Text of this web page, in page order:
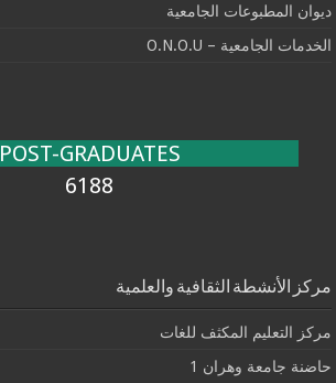
ديوان المطبوعات الجامعية
الخدمات الجامعية – O.N.O.U
POST-GRADUATES
6188
مركز الأنشطة الثقافية والعلمية
مركز التعليم المكثف للغات
حاضنة جامعة وهران 1